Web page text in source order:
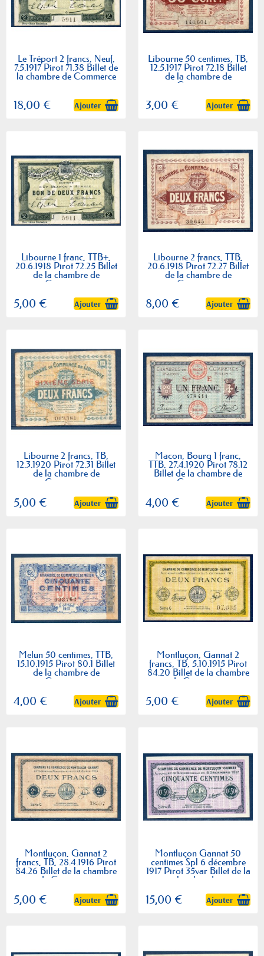
Le Tréport 2 francs, Neuf,
7.5.1917 Pirot 71.38 Billet de
la chambre de Commerce
18,00 € Ajouter
Libourne 50 centimes, TB,
12.5.1917 Pirot 72.18 Billet
de la chambre de
Commerce
3,00 € Ajouter
Libourne 1 franc, TTB+,
20.6.1918 Pirot 72.25 Billet
de la chambre de
Commerce
5,00 € Ajouter
Libourne 2 francs, TTB,
20.6.1918 Pirot 72.27 Billet
de la chambre de
Commerce
8,00 € Ajouter
Libourne 2 francs, TB,
12.3.1920 Pirot 72.31 Billet
de la chambre de
Commerce
5,00 € Ajouter
Macon, Bourg 1 franc,
TTB, 27.4.1920 Pirot 78.12
Billet de la chambre de
Commerce
4,00 € Ajouter
Melun 50 centimes, TTB,
15.10.1915 Pirot 80.1 Billet
de la chambre de
Commerce
4,00 € Ajouter
Montluçon, Gannat 2
francs, TB, 5.10.1915 Pirot
84.20 Billet de la chambre
de Commerce
5,00 € Ajouter
Montluçon, Gannat 2
francs, TB, 28.4.1916 Pirot
84.26 Billet de la chambre
de Commerce
5,00 € Ajouter
Montluçon Gannat 50
centimes Spl 6 décembre
1917 Pirot 35var Billet de la
chambre de...
15,00 € Ajouter